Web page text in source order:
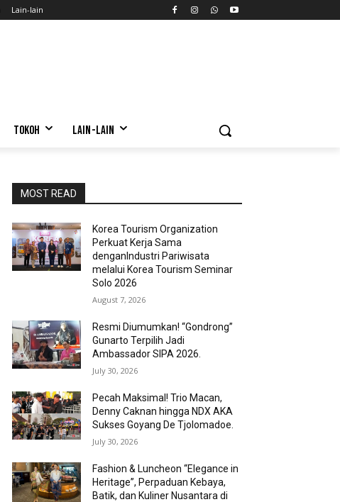
Lain-lain
TOKOH LAIN-LAIN
MOST READ
Korea Tourism Organization
Perkuat Kerja Sama
denganIndustri Pariwisata
melalui Korea Tourism Seminar
Solo 2026
August 7, 2026
Resmi Diumumkan! “Gondrong”
Gunarto Terpilih Jadi
Ambassador SIPA 2026.
July 30, 2026
Pecah Maksimal! Trio Macan,
Denny Caknan hingga NDX AKA
Sukses Goyang De Tjolomadoe.
July 30, 2026
Fashion & Luncheon “Elegance in
Heritage”, Perpaduan Kebaya,
Batik, dan Kuliner Nusantara di